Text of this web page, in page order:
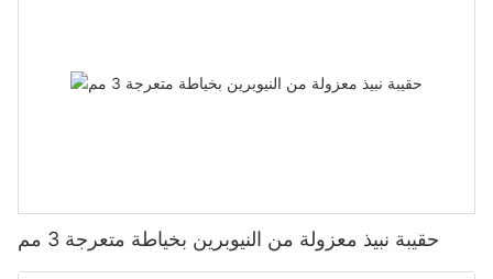
حقيبة نبيذ معزولة من النيوبرين بخياطة متعرجة 3 مم